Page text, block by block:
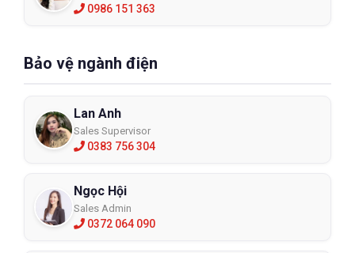
0986 151 363
Bảo vệ ngành điện
Lan Anh
Sales Supervisor
0383 756 304
Ngọc Hội
Sales Admin
0372 064 090